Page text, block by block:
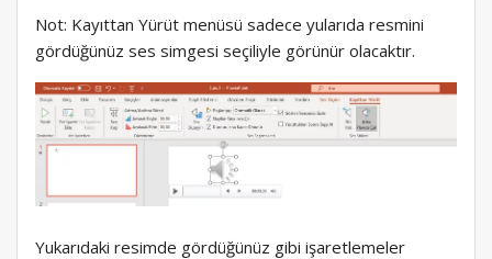
Not: Kayıttan Yürüt menüsü sadece yularıda resmini
gördüğünüz ses simgesi seçiliyle görünür olacaktır.
Yukarıdaki resimde gördüğünüz gibi işaretlemeler